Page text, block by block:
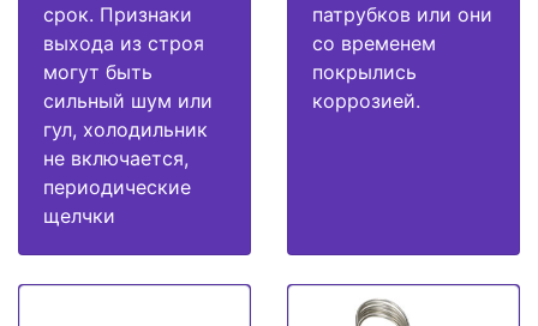
срок. Признаки
выхода из строя
могут быть
сильный шум или
гул, холодильник
не включается,
периодические
щелчки
патрубков или они
со временем
покрылись
коррозией.